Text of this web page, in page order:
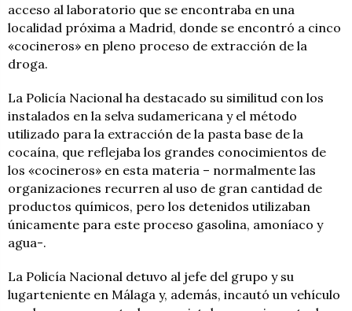
acceso al laboratorio que se encontraba en una
localidad próxima a Madrid, donde se encontró a cinco
«cocineros» en pleno proceso de extracción de la
droga.
La Policía Nacional ha destacado su similitud con los
instalados en la selva sudamericana y el método
utilizado para la extracción de la pasta base de la
cocaína, que reflejaba los grandes conocimientos de
los «cocineros» en esta materia – normalmente las
organizaciones recurren al uso de gran cantidad de
productos químicos, pero los detenidos utilizaban
únicamente para este proceso gasolina, amoníaco y
agua-.
La Policía Nacional detuvo al jefe del grupo y su
lugarteniente en Málaga y, además, incautó un vehículo